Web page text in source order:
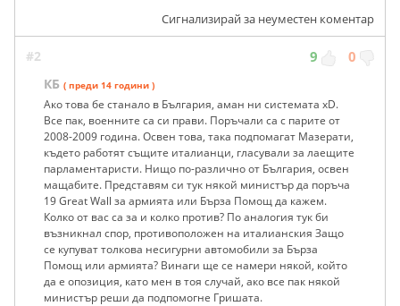
Сигнализирай за неуместен коментар
#2 9 0
КБ ( преди 14 години )
Ако това бе станало в България, аман ни системата xD.
Все пак, военните са си прави. Поръчали са с парите от
2008-2009 година. Освен това, така подпомагат Мазерати,
където работят същите италианци, гласували за лаещите
парламентаристи. Нищо по-различно от България, освен
мащабите. Представям си тук някой министър да поръча
19 Great Wall за армията или Бърза Помощ да кажем.
Колко от вас са за и колко против? По аналогия тук би
възникнал спор, противоположен на италианския Защо
се купуват толкова несигурни автомобили за Бърза
Помощ или армията? Винаги ще се намери някой, който
да е опозиция, като мен в тоя случай, ако все пак някой
министър реши да подпомогне Гришата.